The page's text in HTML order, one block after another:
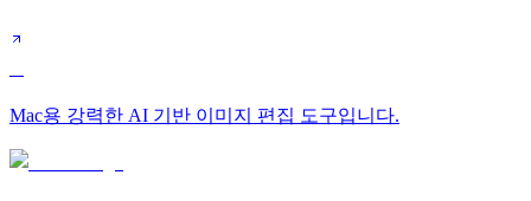
Mac용 강력한 AI 기반 이미지 편집 도구입니다.